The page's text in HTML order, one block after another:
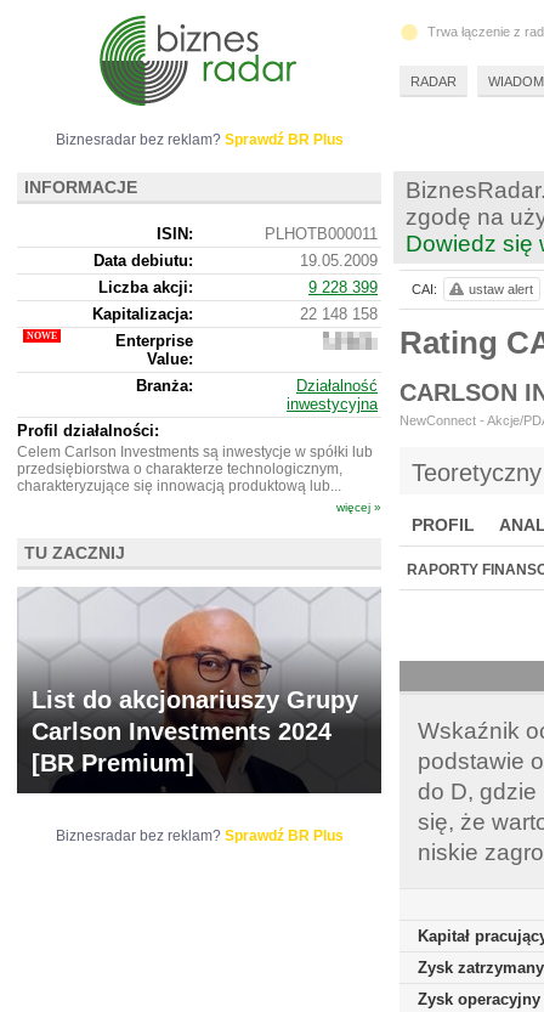
zgodę na
Dowiedz się
Rating
CARLSON
NewConnect - Akcje/
PROFIL
BR LAB
RAPORTY
Wskaźnik
podstawie
do D, gdzie
się, że
niskie
Kapitał
Zysk
Zysk operacyjny
CAI: ustaw alert
Biznesradar bez reklam? Sprawdź BR Plus
INFORMACJE
ISIN:
PLHOTB000011
Data debiutu:
19.05.2009
Liczba akcji:
9 228 399
Kapitalizacja:
22 148 158
Enterprise
Value:
22
158
Branża:
Działalność
inwestycyjna
Profil działalności:
Celem Carlson Investments są inwestycje w spółki lub
przedsiębiorstwa o charakterze technologicznym,
charakteryzujące się innowacją produktową lub...
więcej »
TU ZACZNIJ
List do akcjonariuszy Grupy
Carlson Investments 2024
[BR Premium]
Biznesradar bez reklam? Sprawdź BR Plus
Trwa łączenie z
RADAR